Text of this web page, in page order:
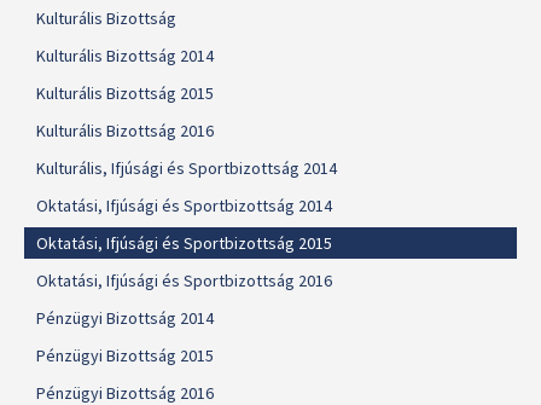
Kulturális Bizottság
Kulturális Bizottság 2014
Kulturális Bizottság 2015
Kulturális Bizottság 2016
Kulturális, Ifjúsági és Sportbizottság 2014
Oktatási, Ifjúsági és Sportbizottság 2014
Oktatási, Ifjúsági és Sportbizottság 2015
Oktatási, Ifjúsági és Sportbizottság 2016
Pénzügyi Bizottság 2014
Pénzügyi Bizottság 2015
Pénzügyi Bizottság 2016